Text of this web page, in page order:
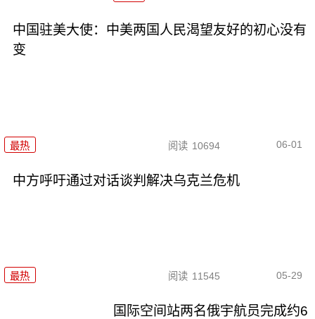
中国驻美大使：中美两国人民渴望友好的初心没有
变
最热 阅读 10694 06-01
中方呼吁通过对话谈判解决乌克兰危机
最热 阅读 11545 05-29
国际空间站两名俄宇航员完成约6